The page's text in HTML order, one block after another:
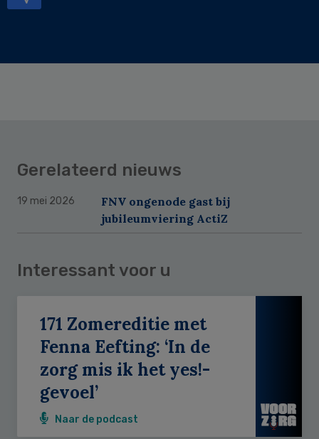
Gerelateerd nieuws
19 mei 2026
FNV ongenode gast bij
jubileumviering ActiZ
Interessant voor u
171 Zomereditie met
Fenna Eefting: ‘In de
zorg mis ik het yes!-
gevoel’
Naar de podcast